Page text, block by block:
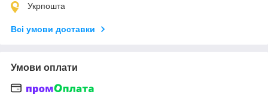
Укрпошта
Всі умови доставки
Умови оплати